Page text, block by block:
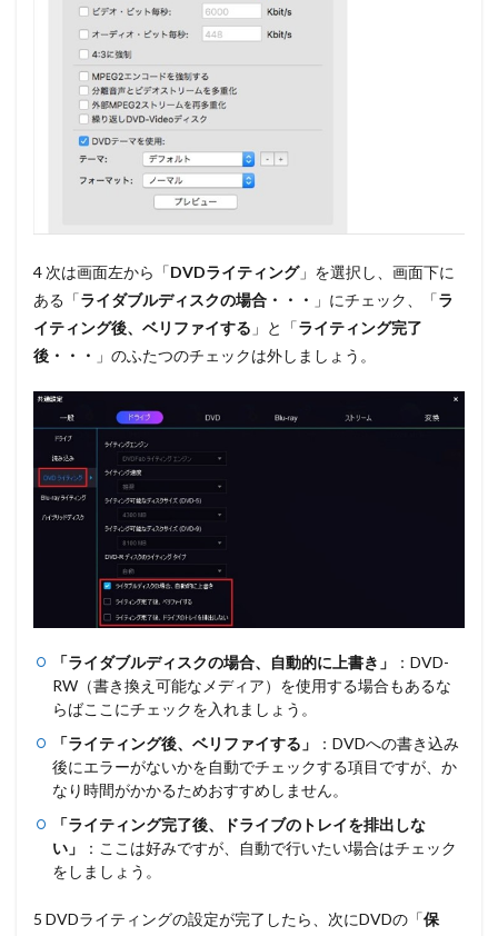
4 次は画面左から 「DVDライティング」 を選択し、画面下に
ある 「ライダブルディスクの場合・・・ 」 にチェック、 「ラ
イティング後、ベリファイする 」 と 「ライティング完了
後・・・ 」 のふたつのチェックは外しましょう。
「ライダブルディスクの場合、自動的に上書き」
：DVD-
RW（書き換え可能なメディア）を使用する場合もあるな
らばここにチェックを入れましょう。
「ライティング後、ベリファイする」
：DVDへの書き込み
後にエラーがないかを自動でチェックする項目ですが、か
なり時間がかかるためおすすめしません。
「ライティング完了後、ドライブのトレイを排出しな
い」
：ここは好みですが、自動で行いたい場合はチェック
をしましょう。
5 DVDライティングの設定が完了したら、次にDVDの「保